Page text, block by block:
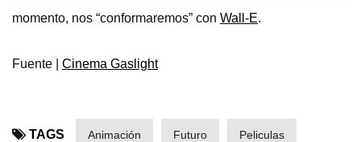
momento, nos “conformaremos” con Wall-E.
Fuente | Cinema Gaslight
TAGS Animación Futuro Peliculas